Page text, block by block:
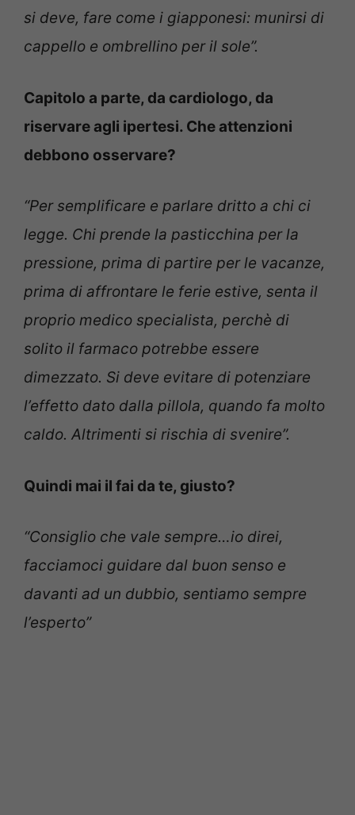
si deve, fare come i giapponesi: munirsi di
cappello e ombrellino per il sole”.
Capitolo a parte, da cardiologo, da
riservare agli ipertesi. Che attenzioni
debbono osservare?
“Per semplificare e parlare dritto a chi ci
legge. Chi prende la pasticchina per la
pressione, prima di partire per le vacanze,
prima di affrontare le ferie estive, senta il
proprio medico specialista, perchè di
solito il farmaco potrebbe essere
dimezzato. Si deve evitare di potenziare
l’effetto dato dalla pillola, quando fa molto
caldo. Altrimenti si rischia di svenire”.
Quindi mai il fai da te, giusto?
“Consiglio che vale sempre…io direi,
facciamoci guidare dal buon senso e
davanti ad un dubbio, sentiamo sempre
l’esperto”